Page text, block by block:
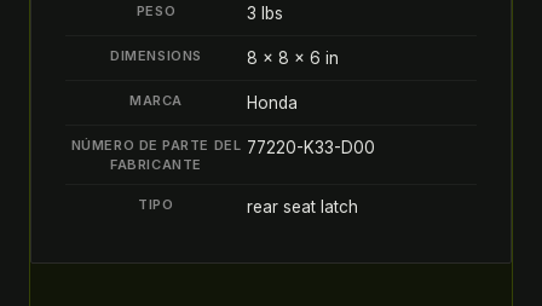
PESO 3 lbs
DIMENSIONS 8 × 8 × 6 in
MARCA Honda
NÚMERO DE PARTE DEL
FABRICANTE
77220-K33-D00
TIPO rear seat latch